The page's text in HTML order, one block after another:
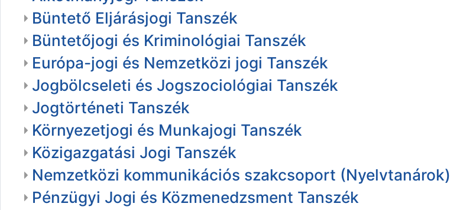
Büntető Eljárásjogi Tanszék
Büntetőjogi és Kriminológiai Tanszék
Európa-jogi és Nemzetközi jogi Tanszék
Jogbölcseleti és Jogszociológiai Tanszék
Jogtörténeti Tanszék
Környezetjogi és Munkajogi Tanszék
Közigazgatási Jogi Tanszék
Nemzetközi kommunikációs szakcsoport (Nyelvtanárok)
Pénzügyi Jogi és Közmenedzsment Tanszék